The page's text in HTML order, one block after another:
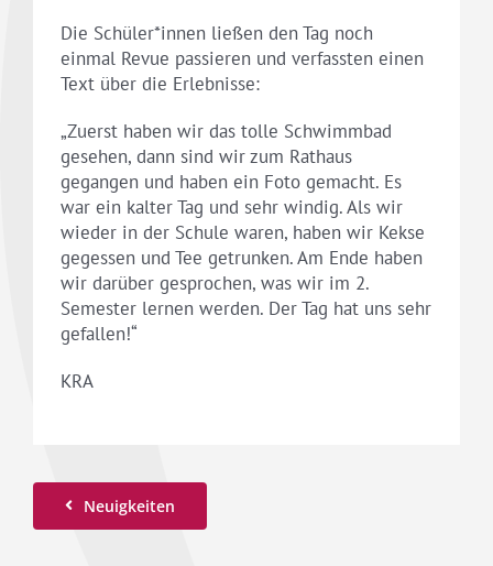
Die Schüler*innen ließen den Tag noch
einmal Revue passieren und verfassten einen
Text über die Erlebnisse:
„Zuerst haben wir das tolle Schwimmbad
gesehen, dann sind wir zum Rathaus
gegangen und haben ein Foto gemacht. Es
war ein kalter Tag und sehr windig. Als wir
wieder in der Schule waren, haben wir Kekse
gegessen und Tee getrunken. Am Ende haben
wir darüber gesprochen, was wir im 2.
Semester lernen werden. Der Tag hat uns sehr
gefallen!“
KRA
Neuigkeiten